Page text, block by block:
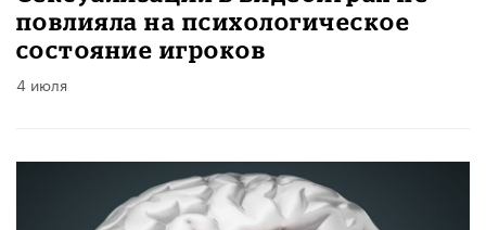
повлияла на психологическое
состояние игроков
4 июля